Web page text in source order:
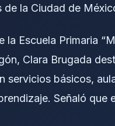
de la Ciudad de
la Escuela Primaria
Clara Brugada
servicios básicos,
Señaló